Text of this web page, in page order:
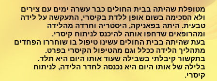
מטופלת שהיתה בבית החולים כבר עשרה ימים עם צירים
ולא הסכימה בשום אופן ללדת בקיסרי, התעקשה על לידה
טבעית. היתה בפאניקה, היסטריה וחרדה מהלידה
ומהרופאים שדחפו אותה להיכנס לניתוח קיסרי.
בעת שהיתה בבית החולים עשינו טיפול בו שוחררו הפחדים
מתהליך הלידה ככלל וגם מהטיפול הקיסרי בפרט.
בתקשור קיבלתי בשבילה שעוד אותו היום היא תלד.
בלילה של אותו היום היא נכנסה לחדר הלידה, לניתוח
קיסרי.